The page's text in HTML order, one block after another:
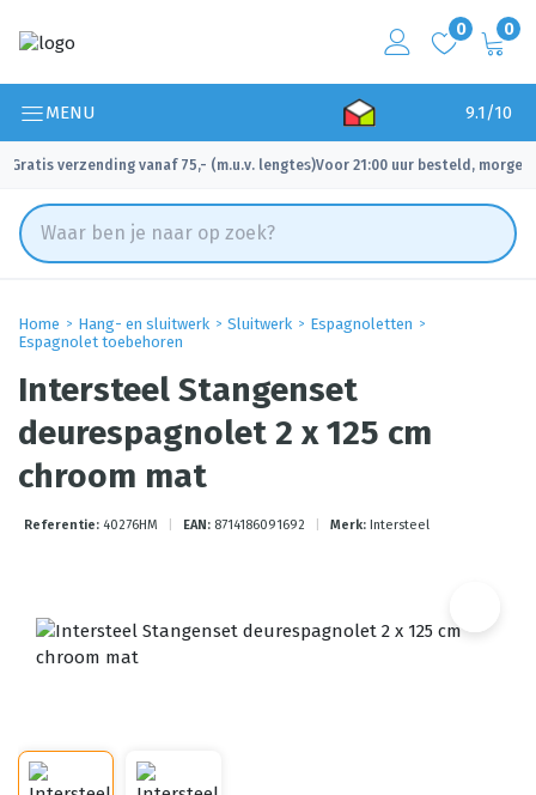
0 0
MENU 9.1/10
Gratis verzending vanaf 75,- (m.u.v. lengtes)
✓ Voor 21:00 uur besteld, morgen
Home Hang- en sluitwerk Sluitwerk
Espagnoletten
Espagnolet toebehoren
Intersteel Stangenset
deurespagnolet 2 x 125 cm
chroom mat
Referentie: 40276HM EAN: 8714186091692 Merk: Intersteel